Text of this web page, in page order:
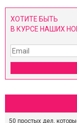
ХОТИТЕ БЫТЬ
В КУРСЕ НАШИХ
50 простых дел,